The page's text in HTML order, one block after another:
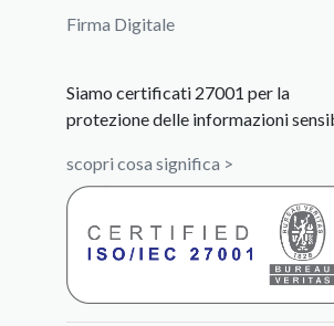
Firma Digitale
Siamo certificati 27001 per la
protezione delle informazioni
scopri cosa significa >